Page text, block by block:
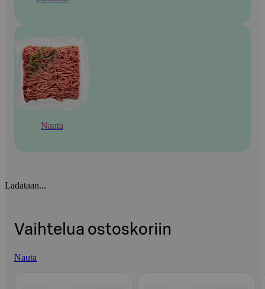
Nauta
Ladataan...
Vaihtelua ostoskoriin
Nauta